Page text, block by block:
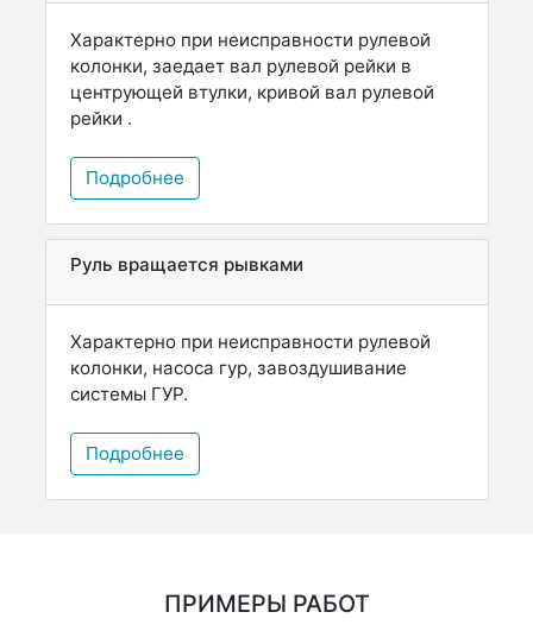
Характерно при неисправности рулевой
колонки, заедает вал рулевой рейки в
центрующей втулки, кривой вал рулевой
рейки .
Подробнее
Руль вращается рывками
Характерно при неисправности рулевой
колонки, насоса гур, завоздушивание
системы ГУР.
Подробнее
ПРИМЕРЫ РАБОТ